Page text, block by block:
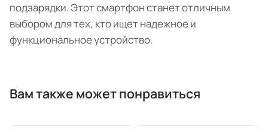
подзарядки. Этот смартфон станет отличным
выбором для тех, кто ищет надежное и
функциональное устройство.
Вам также может понравиться